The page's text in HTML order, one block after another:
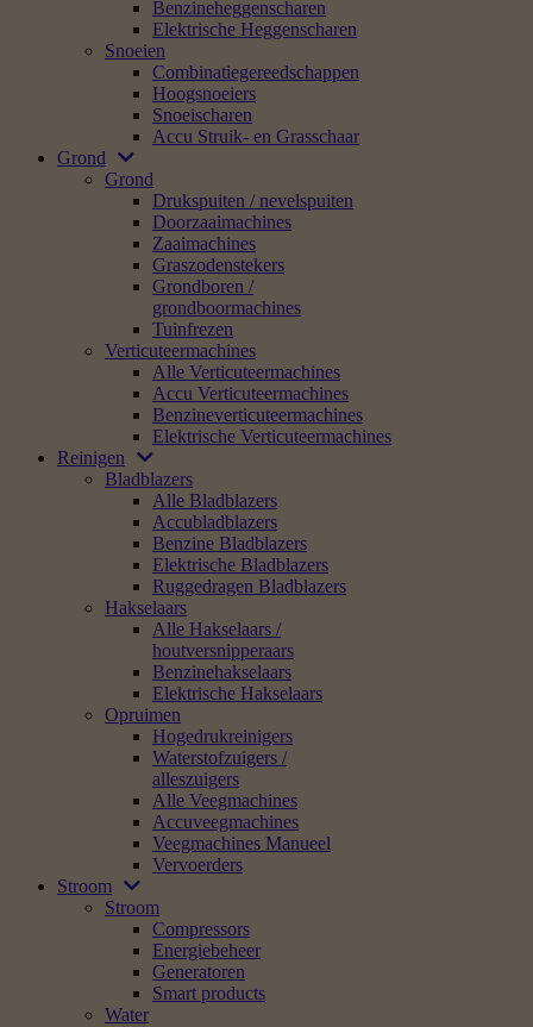
Benzineheggenscharen
Elektrische Heggenscharen
Snoeien
Combinatiegereedschappen
Hoogsnoeiers
Snoeischaren
Accu Struik- en Grasschaar
Grond
Grond
Drukspuiten / nevelspuiten
Doorzaaimachines
Zaaimachines
Graszodenstekers
Grondboren /
grondboormachines
Tuinfrezen
Verticuteermachines
Alle Verticuteermachines
Accu Verticuteermachines
Benzineverticuteermachines
Elektrische Verticuteermachines
Reinigen
Bladblazers
Alle Bladblazers
Accubladblazers
Benzine Bladblazers
Elektrische Bladblazers
Ruggedragen Bladblazers
Hakselaars
Alle Hakselaars /
houtversnipperaars
Benzinehakselaars
Elektrische Hakselaars
Opruimen
Hogedrukreinigers
Waterstofzuigers /
alleszuigers
Alle Veegmachines
Accuveegmachines
Veegmachines Manueel
Vervoerders
Stroom
Stroom
Compressors
Energiebeheer
Generatoren
Smart products
Water